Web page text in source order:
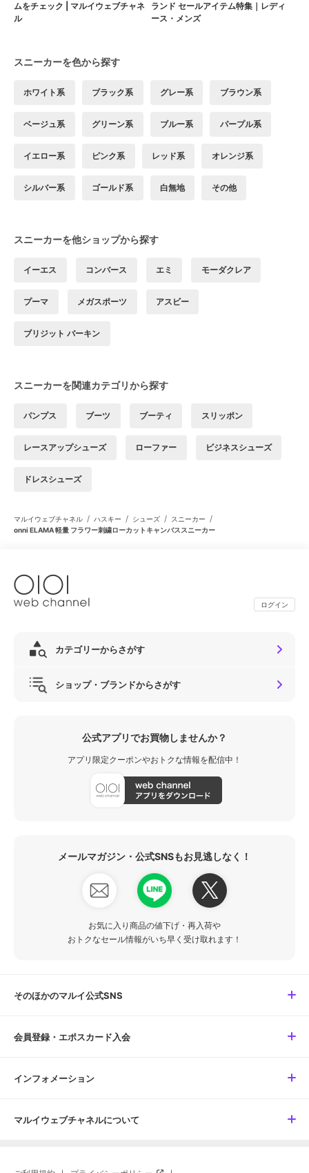
ムをチェック | マルイウェブチャネ
ル
ランド セールアイテム特集｜レディ
ース・メンズ
スニーカーを色から探す
ホワイト系 ブラック系 グレー系 ブラウン系
ベージュ系 グリーン系 ブルー系 パープル系
イエロー系 ピンク系 レッド系 オレンジ系
シルバー系 ゴールド系 白無地 その他
スニーカーを他ショップから探す
イーエス コンバース エミ モーダクレア
プーマ メガスポーツ アスビー
ブリジット バーキン
スニーカーを関連カテゴリから探す
パンプス ブーツ ブーティ スリッポン
レースアップシューズ ローファー ビジネスシューズ
ドレスシューズ
マルイウェブチャネル / ハスキー / シューズ / スニーカー /
onni ELAMA 軽量 フラワー刺繍ローカットキャンバススニーカー
ログイン
カテゴリーからさがす
ショップ・ブランドからさがす
公式アプリでお買物しませんか？
アプリ限定クーポンやおトクな情報を配信中！
メールマガジン・公式SNSもお見逃しなく！
お気に入り商品の値下げ・再入荷や
おトクなセール情報がいち早く受け取れます！
そのほかのマルイ公式SNS
会員登録・エポスカード入会
インフォメーション
マルイウェブチャネルについて